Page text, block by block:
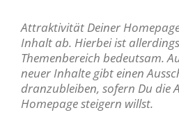
Attraktivität Deiner
Inhalt ab. Hierbei ist
Themenbereich bedeutsam.
neuer Inhalte gibt einen
dranzubleiben, sofern Du die
Homepage steigern willst.